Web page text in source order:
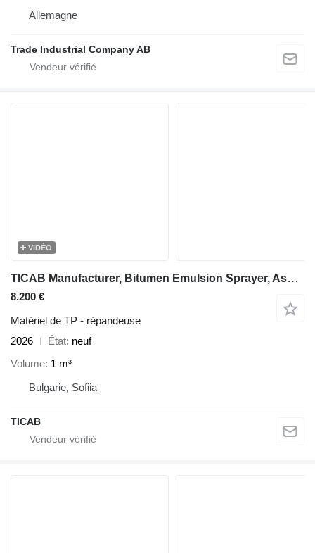
Allemagne
Trade Industrial Company AB
VIDÉO
TICAB Manufacturer, Bitumen Emulsion Sprayer, Asphalt Sprayer,1000 L
8.200 €
Matériel de TP - répandeuse
2026
État neuf
Volume 1 m³
Bulgarie, Sofiia
TICAB